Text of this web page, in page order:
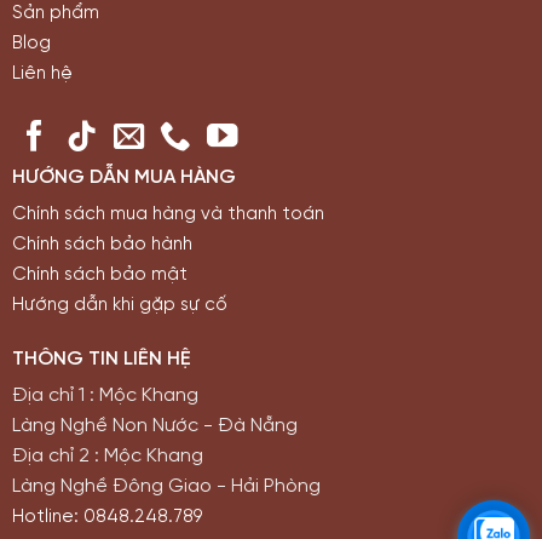
Sản phẩm
Blog
Liên hệ
HƯỚNG DẪN MUA HÀNG
Chính sách mua hàng và thanh toán
Chính sách bảo hành
Chính sách bảo mật
Hướng dẫn khi gặp sự cố
THÔNG TIN LIÊN HỆ
Địa chỉ 1 : Mộc Khang
Làng Nghề Non Nước - Đà Nẵng
Địa chỉ 2 : Mộc Khang
Làng Nghề Đông Giao - Hải Phòng
Hotline: 0848.248.789